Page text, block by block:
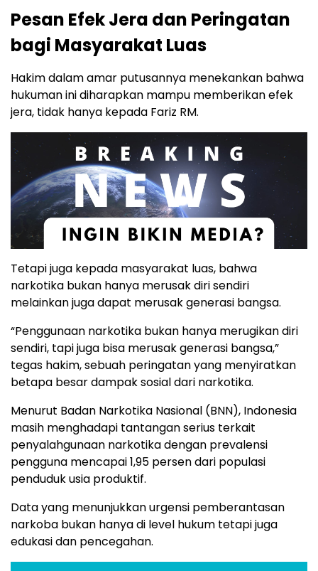
Pesan Efek Jera dan Peringatan
bagi Masyarakat Luas
Hakim dalam amar putusannya menekankan bahwa
hukuman ini diharapkan mampu memberikan efek
jera, tidak hanya kepada Fariz RM.
Tetapi juga kepada masyarakat luas, bahwa
narkotika bukan hanya merusak diri sendiri
melainkan juga dapat merusak generasi bangsa.
“Penggunaan narkotika bukan hanya merugikan diri
sendiri, tapi juga bisa merusak generasi bangsa,”
tegas hakim, sebuah peringatan yang menyiratkan
betapa besar dampak sosial dari narkotika.
Menurut Badan Narkotika Nasional (BNN), Indonesia
masih menghadapi tantangan serius terkait
penyalahgunaan narkotika dengan prevalensi
pengguna mencapai 1,95 persen dari populasi
penduduk usia produktif.
Data yang menunjukkan urgensi pemberantasan
narkoba bukan hanya di level hukum tetapi juga
edukasi dan pencegahan.